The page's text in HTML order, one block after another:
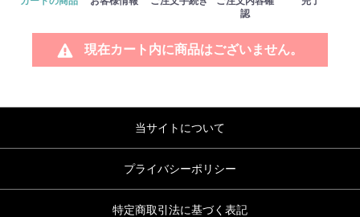
認
現在カート内に商品はございません。
当サイトについて
プライバシーポリシー
特定商取引法に基づく表記